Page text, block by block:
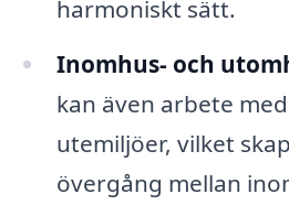
harmoniskt sätt.
Inomhus- och
kan även arbete
utemiljöer, vilket
övergång mellan